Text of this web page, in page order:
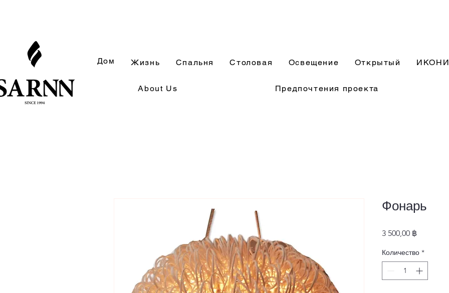
Дом Жизнь Спальня Столовая Освещение Открытый
About Us Предпочтения проекта
Фонарь
3 500,00 ฿
Количество *